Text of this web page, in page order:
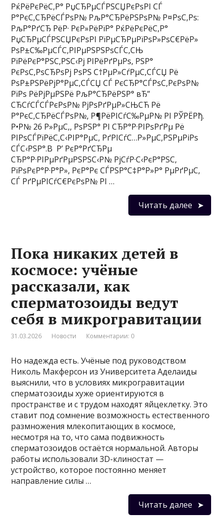
РќРёРєРёС‚Р° РџСЂРµСЃРЅСЏРєРѕРІ СЃ
Р°РєС‚СЂРёСЃРѕР№ РљР°СЂРёРЅРѕР№ Р¤РѕС‚Рѕ:
РљР°РґСЂ РёР· РєР»РёРїР° РќРёРєРёС‚Р°
РџСЂРµСЃРЅСЏРєРѕРІ РїРµСЂРµРїРѕР»РѕС€РёР»
РѕР±С‰РµСЃС‚РІРµРЅРЅРѕСЃС‚СЊ
РїРёРєР°РЅС‚РЅС‹Рј РІРёРґРµРѕ, РЅР°
РєРѕС‚РѕСЂРѕРј РѕРЅ С†РµР»СѓРµС‚СЃСЏ Рё
РѕР±РЅРёРјР°РµС‚СЃСЏ СЃ РєСЂР°СЃРѕС‚РєРѕР№
РїРѕ РёРјРµРЅРё РљР°СЂРёРЅР° вЂ”
СЂСѓСЃСЃРєРѕР№ РјРѕРґРµР»СЊСЋ Рё
Р°РєС‚СЂРёСЃРѕР№, Р¶РёРІСѓС‰РµР№ РІ РЎРЁРђ.
Р•Р№ 26 Р»РµС‚, РѕРЅР° РІ СЂР°Р·РІРѕРґРµ Рё
РІРѕСЃРїРёС‚С‹РІР°РµС‚ РґРІСѓС…Р»РµС‚РЅРµРіРѕ
СЃС‹РЅР°.В Р’ РєР°РґСЂРµ
СЂР°Р·РІРµРґРµРЅРЅС‹Р№ РјСѓР·С‹РєР°РЅС‚
РїРѕРєР°Р·Р°Р», РєР°Рє СЃРЅР°С‡Р°Р»Р° РµРґРµС‚
СЃ РґРµРІСѓС€РєРѕР№ РІ …
Читать далее
Пока никаких детей в
космосе: учёные
рассказали, как
сперматозоиды ведут
себя в микрогравитации
31.03.2026 Новости Комментарии: 0
Но надежда есть. Учёные под руководством
Николь Макферсон из Университета Аделаиды
выяснили, что в условиях микрогравитации
сперматозоиды хуже ориентируются в
пространстве и с трудом находят яйцеклетку. Это
ставит под сомнение возможность естественного
размножения млекопитающих в космосе,
несмотря на то, что сама подвижность
сперматозоидов остаётся нормальной. Авторы
работы использовали 3D-клиностат —
устройство, которое постоянно меняет
направление силы …
Читать далее